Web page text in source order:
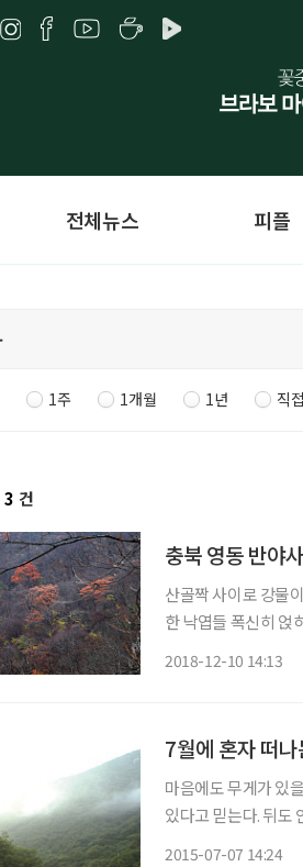
전체뉴스 피플
1주 1개월 1년 직
3 건
충북 영동 반야
산골짝 사이로 강물
한 낙엽들 폭신히 얹
2018-12-10 14:13
7월에 혼자 떠
마음에도 무게가 있
있다고 믿는다. 뒤도
2015-07-07 14:24